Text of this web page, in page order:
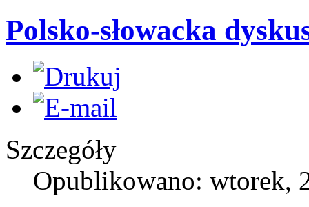
Polsko-słowacka
Szczegóły
Opublikowano: wtorek,